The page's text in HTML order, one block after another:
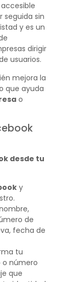
seguida sin
y es un
dirigir
usuarios.
mejora la
que ayuda
o
desde tu
y
de
fecha de
tu
número
que